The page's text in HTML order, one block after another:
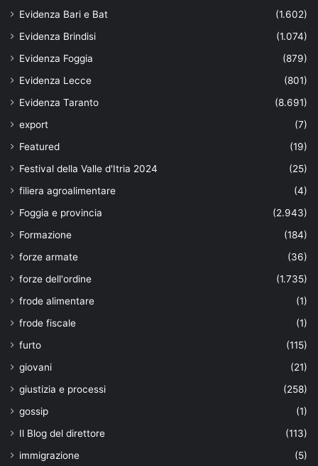
Evidenza Bari e Bat
(1.602)
Evidenza Brindisi
(1.074)
Evidenza Foggia
(879)
Evidenza Lecce
(801)
Evidenza Taranto
(8.691)
export
(7)
Featured
(19)
Festival della Valle d'Itria 2024
(25)
filiera agroalimentare
(4)
Foggia e provincia
(2.943)
Formazione
(184)
forze armate
(36)
forze dell'ordine
(1.735)
frode alimentare
(1)
frode fiscale
(1)
furto
(115)
giovani
(21)
giustizia e processi
(258)
gossip
(1)
Il Blog del direttore
(113)
immigrazione
(5)